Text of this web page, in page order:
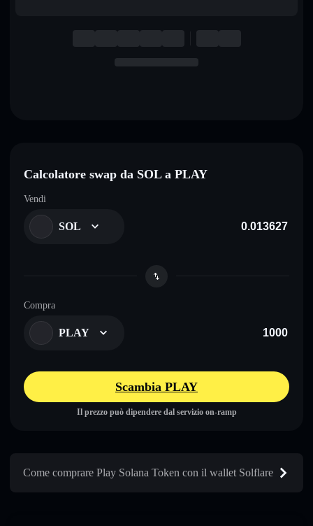
Calcolatore swap da SOL a PLAY
Vendi
SOL
Compra
PLAY
Scambia PLAY
Il prezzo può dipendere dal servizio on-ramp
Come comprare Play Solana Token con il wallet Solflare